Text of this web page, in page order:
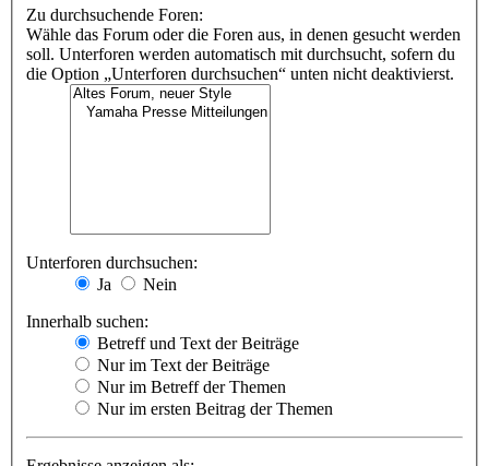
Zu durchsuchende Foren:
Wähle das Forum oder die Foren aus, in denen gesucht werden
soll. Unterforen werden automatisch mit durchsucht, sofern du
die Option „Unterforen durchsuchen“ unten nicht deaktivierst.
Unterforen durchsuchen:
Ja
Nein
Innerhalb suchen:
Betreff und Text der Beiträge
Nur im Text der Beiträge
Nur im Betreff der Themen
Nur im ersten Beitrag der Themen